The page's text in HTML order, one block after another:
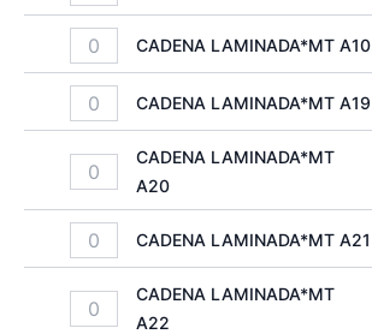
CADENA LAMINADA*MT A10
CADENA LAMINADA*MT A19
CADENA LAMINADA*MT
A20
CADENA LAMINADA*MT A21
CADENA LAMINADA*MT
A22